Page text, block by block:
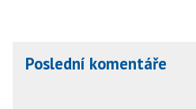
Poslední komentáře